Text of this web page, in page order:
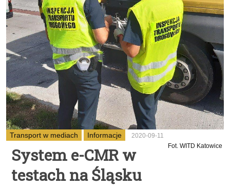
Transport w mediach Informacje
2020-09-11
Fot. WITD Katowice
System e-CMR w
testach na Śląsku